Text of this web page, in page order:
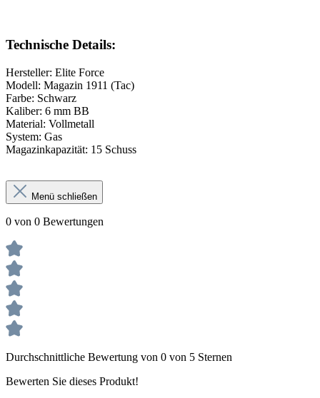
Technische Details:
Hersteller: Elite Force
Modell: Magazin 1911 (Tac)
Farbe: Schwarz
Kaliber: 6 mm BB
Material: Vollmetall
System: Gas
Magazinkapazität: 15 Schuss
Menü schließen
0 von 0 Bewertungen
Durchschnittliche Bewertung von 0 von 5 Sternen
Bewerten Sie dieses Produkt!